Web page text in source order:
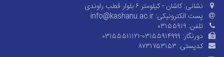
نشانی: کاشان - کیلومتر ۶ بلوار قطب راوندی
پست الکترونیکی: info@kashanu.ac.ir
تلفن: ۰۳۱۵۵۹۱۹
دورنگار: ۰۳۱۵۵۵۱۱۱۲۱-۰۳۱۵۵۹۱۴۹۹۹
کدپستی: ۸۷۳۱۷۵۳۱۵۳